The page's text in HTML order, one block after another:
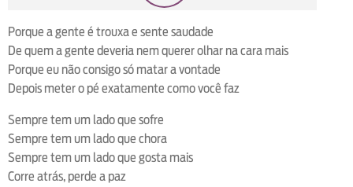
Porque a gente é trouxa e sente saudade
De quem a gente deveria nem querer olhar na cara mais
Porque eu não consigo só matar a vontade
Depois meter o pé exatamente como você faz
Sempre tem um lado que sofre
Sempre tem um lado que chora
Sempre tem um lado que gosta mais
Corre atrás, perde a paz